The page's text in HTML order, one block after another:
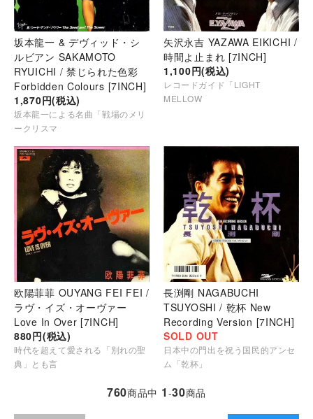
坂本龍一 & デヴィッド・シ
ルビアン SAKAMOTO
RYUICHI / 禁じられた色彩
Forbidden Colours [7INCH]
1,870円(税込)
坂本龍一による名曲「戦場のメリ
ークリスマ
矢沢永吉 YAZAWA EIKICHI /
時間よ止まれ [7INCH]
1,100円(税込)
レコードガイド「LIGHT
MELLOW
欧陽菲菲 OUYANG FEI FEI /
ラヴ・イズ・オーヴァー
Love In Over [7INCH]
880円(税込)
時代を超えて愛される「別れの聖
典」とも言
長渕剛 NAGABUCHI
TSUYOSHI / 乾杯 New
Recording Version [7INCH]
SOLD OUT
日本中の門出を祝う国民的アンセ
ム「乾杯」
760商品中 1 -30商品